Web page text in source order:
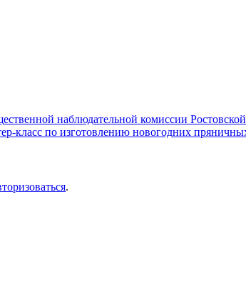
наблюдательной комиссии
класс по изготовлению новогодних
.